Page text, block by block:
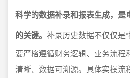
科学的数据补录和报表生成，是
的关键。 补录历史数据不仅仅是
要严格遵循财务逻辑、业务流程
清晰、数据可溯源。具体实操流